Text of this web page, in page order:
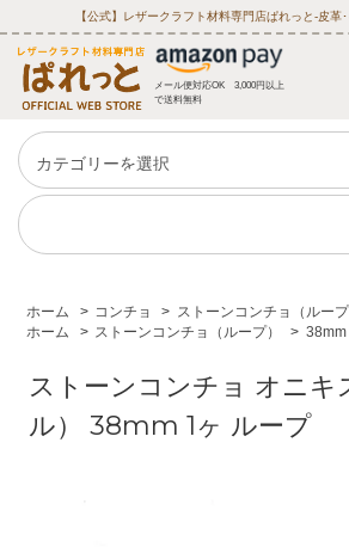
【公式】レザークラフト材料専門店ぱれっと‐皮革
メール便対応OK 3,000円以上
で送料無料
ホーム > コンチョ > ストーンコンチョ（ループ
ホーム
> ストーンコンチョ（ループ） > 38mm
ストーンコンチョ オニキ
ル） 38mm 1ヶ ループ